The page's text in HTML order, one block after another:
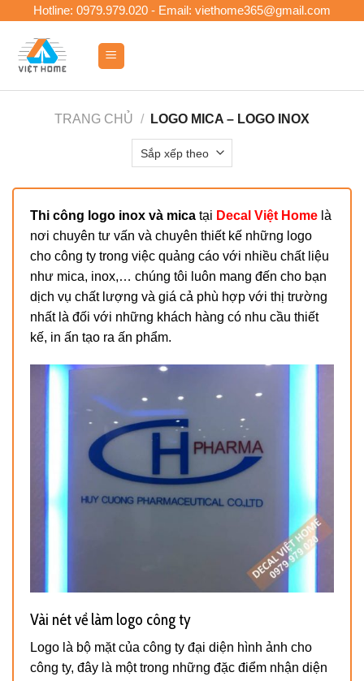
content
Hotline: 0979.979.020 - Email: viethome365@gmail.com
TRANG CHỦ / LOGO MICA – LOGO INOX
Thi công logo inox và mica tại Decal Việt Home là
nơi chuyên tư vấn và chuyên thiết kế những logo
cho công ty trong việc quảng cáo với nhiều chất liệu
như mica, inox,… chúng tôi luôn mang đến cho bạn
dịch vụ chất lượng và giá cả phù hợp với thị trường
nhất là đối với những khách hàng có nhu cầu thiết
kế, in ấn tạo ra ấn phẩm.
Vài nét về làm logo công ty
Logo là bộ mặt của công ty đại diện hình ảnh cho
công ty, đây là một trong những đặc điểm nhận diện